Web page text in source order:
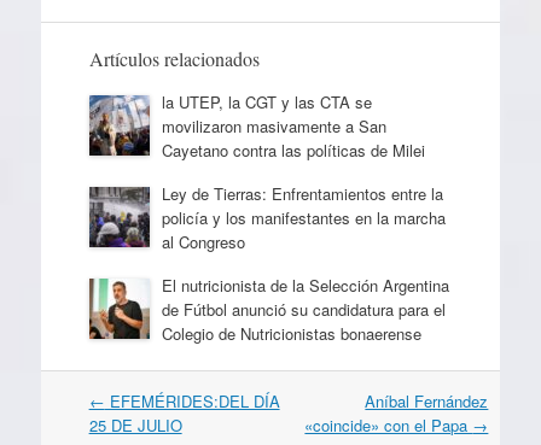
Artículos relacionados
la UTEP, la CGT y las CTA se
movilizaron masivamente a San
Cayetano contra las políticas de Milei
Ley de Tierras: Enfrentamientos entre la
policía y los manifestantes en la marcha
al Congreso
El nutricionista de la Selección Argentina
de Fútbol anunció su candidatura para el
Colegio de Nutricionistas bonaerense
Navegación
por
← EFEMÉRIDES:DEL DÍA
25 DE JULIO
Aníbal Fernández
«coincide» con el Papa →